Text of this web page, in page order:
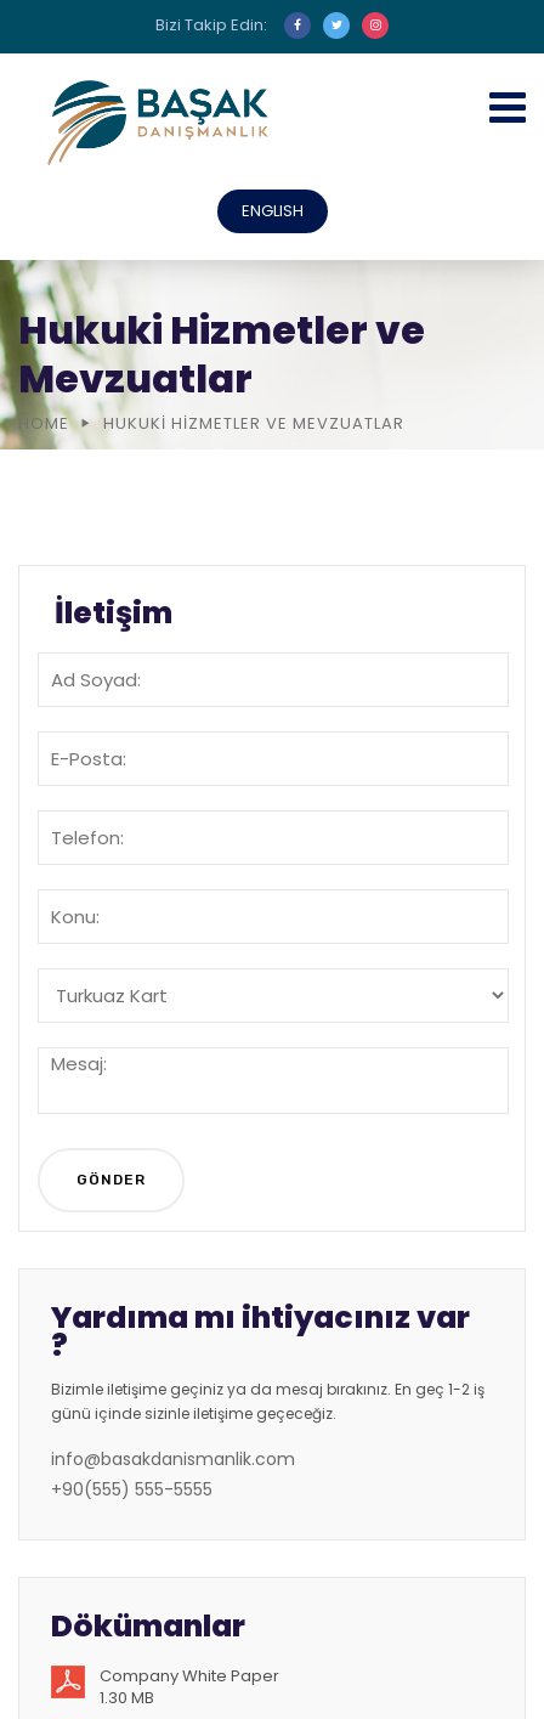
Bizi Takip Edin:
ENGLISH
Hukuki Hizmetler ve
Mevzuatlar
HOME HUKUKI HIZMETLER VE MEVZUATLAR
İletişim
Yardıma mı ihtiyacınız var
?
Bizimle iletişime geçiniz ya da mesaj bırakınız. En geç 1-2 iş
günü içinde sizinle iletişime geçeceğiz.
info@basakdanismanlik.com
+90(555) 555-5555
Dökümanlar
Company White Paper
1.30 MB